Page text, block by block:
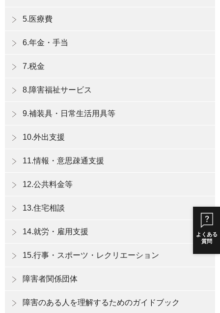
よくある
質問
5.医療費
6.年金・手当
7.税金
8.障害福祉サービス
9.補装具・日常生活用具等
10.外出支援
11.情報・意思疎通支援
12.公共料金等
13.住宅相談
14.就労・雇用支援
15.行事・スポーツ・レクリエーション
障害者関係団体
障害のある人を理解するためのガイドブック